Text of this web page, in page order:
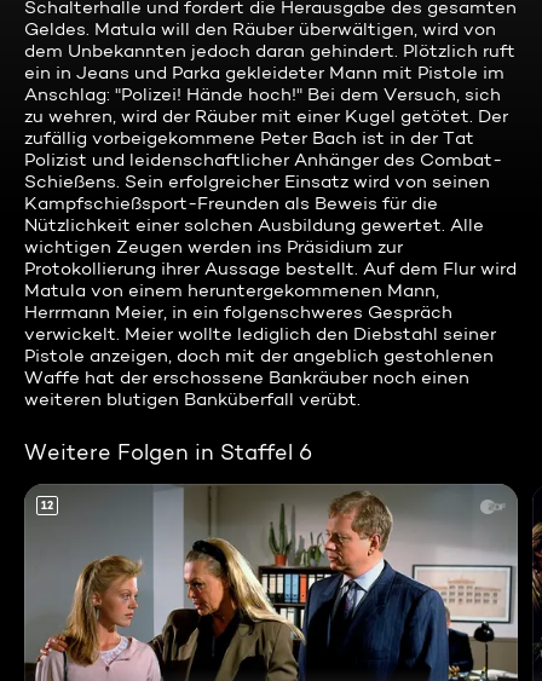
Schalterhalle und fordert die Herausgabe des gesamten
Geldes. Matula will den Räuber überwältigen, wird von
dem Unbekannten jedoch daran gehindert. Plötzlich ruft
ein in Jeans und Parka gekleideter Mann mit Pistole im
Anschlag: "Polizei! Hände hoch!" Bei dem Versuch, sich
zu wehren, wird der Räuber mit einer Kugel getötet. Der
zufällig vorbeigekommene Peter Bach ist in der Tat
Polizist und leidenschaftlicher Anhänger des Combat-
Schießens. Sein erfolgreicher Einsatz wird von seinen
Kampfschießsport-Freunden als Beweis für die
Nützlichkeit einer solchen Ausbildung gewertet. Alle
wichtigen Zeugen werden ins Präsidium zur
Protokollierung ihrer Aussage bestellt. Auf dem Flur wird
Matula von einem heruntergekommenen Mann,
Herrmann Meier, in ein folgenschweres Gespräch
verwickelt. Meier wollte lediglich den Diebstahl seiner
Pistole anzeigen, doch mit der angeblich gestohlenen
Waffe hat der erschossene Bankräuber noch einen
weiteren blutigen Banküberfall verübt.
Weitere Folgen in Staffel 6
12